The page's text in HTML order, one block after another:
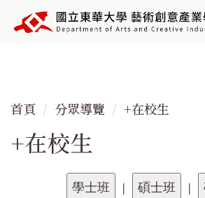
到
容
首頁 分眾導覽 +在校生
+在校生
| |